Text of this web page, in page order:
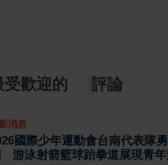
受歡迎的 評論
消息
國際少年運動會台南代表隊
游泳射箭籃球跆拳道展現青年